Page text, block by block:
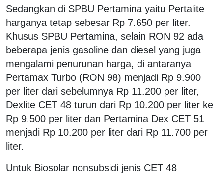
Sedangkan di SPBU Pertamina yaitu Pertalite
harganya tetap sebesar Rp 7.650 per liter.
Khusus SPBU Pertamina, selain RON 92 ada
beberapa jenis gasoline dan diesel yang juga
mengalami penurunan harga, di antaranya
Pertamax Turbo (RON 98) menjadi Rp 9.900
per liter dari sebelumnya Rp 11.200 per liter,
Dexlite CET 48 turun dari Rp 10.200 per liter ke
Rp 9.500 per liter dan Pertamina Dex CET 51
menjadi Rp 10.200 per liter dari Rp 11.700 per
liter.
Untuk Biosolar nonsubsidi jenis CET 48